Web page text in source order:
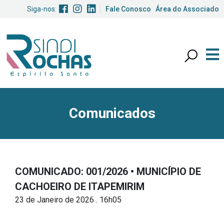
Siga-nos: Fale Conosco Área do Associado
Comunicados
COMUNICADO: 001/2026 • MUNICÍPIO DE
CACHOEIRO DE ITAPEMIRIM
23 de Janeiro de 2026 . 16h05